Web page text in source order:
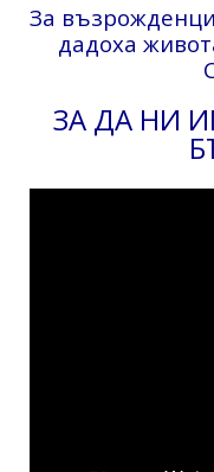
За
дадоха
ЗА ДА НИ